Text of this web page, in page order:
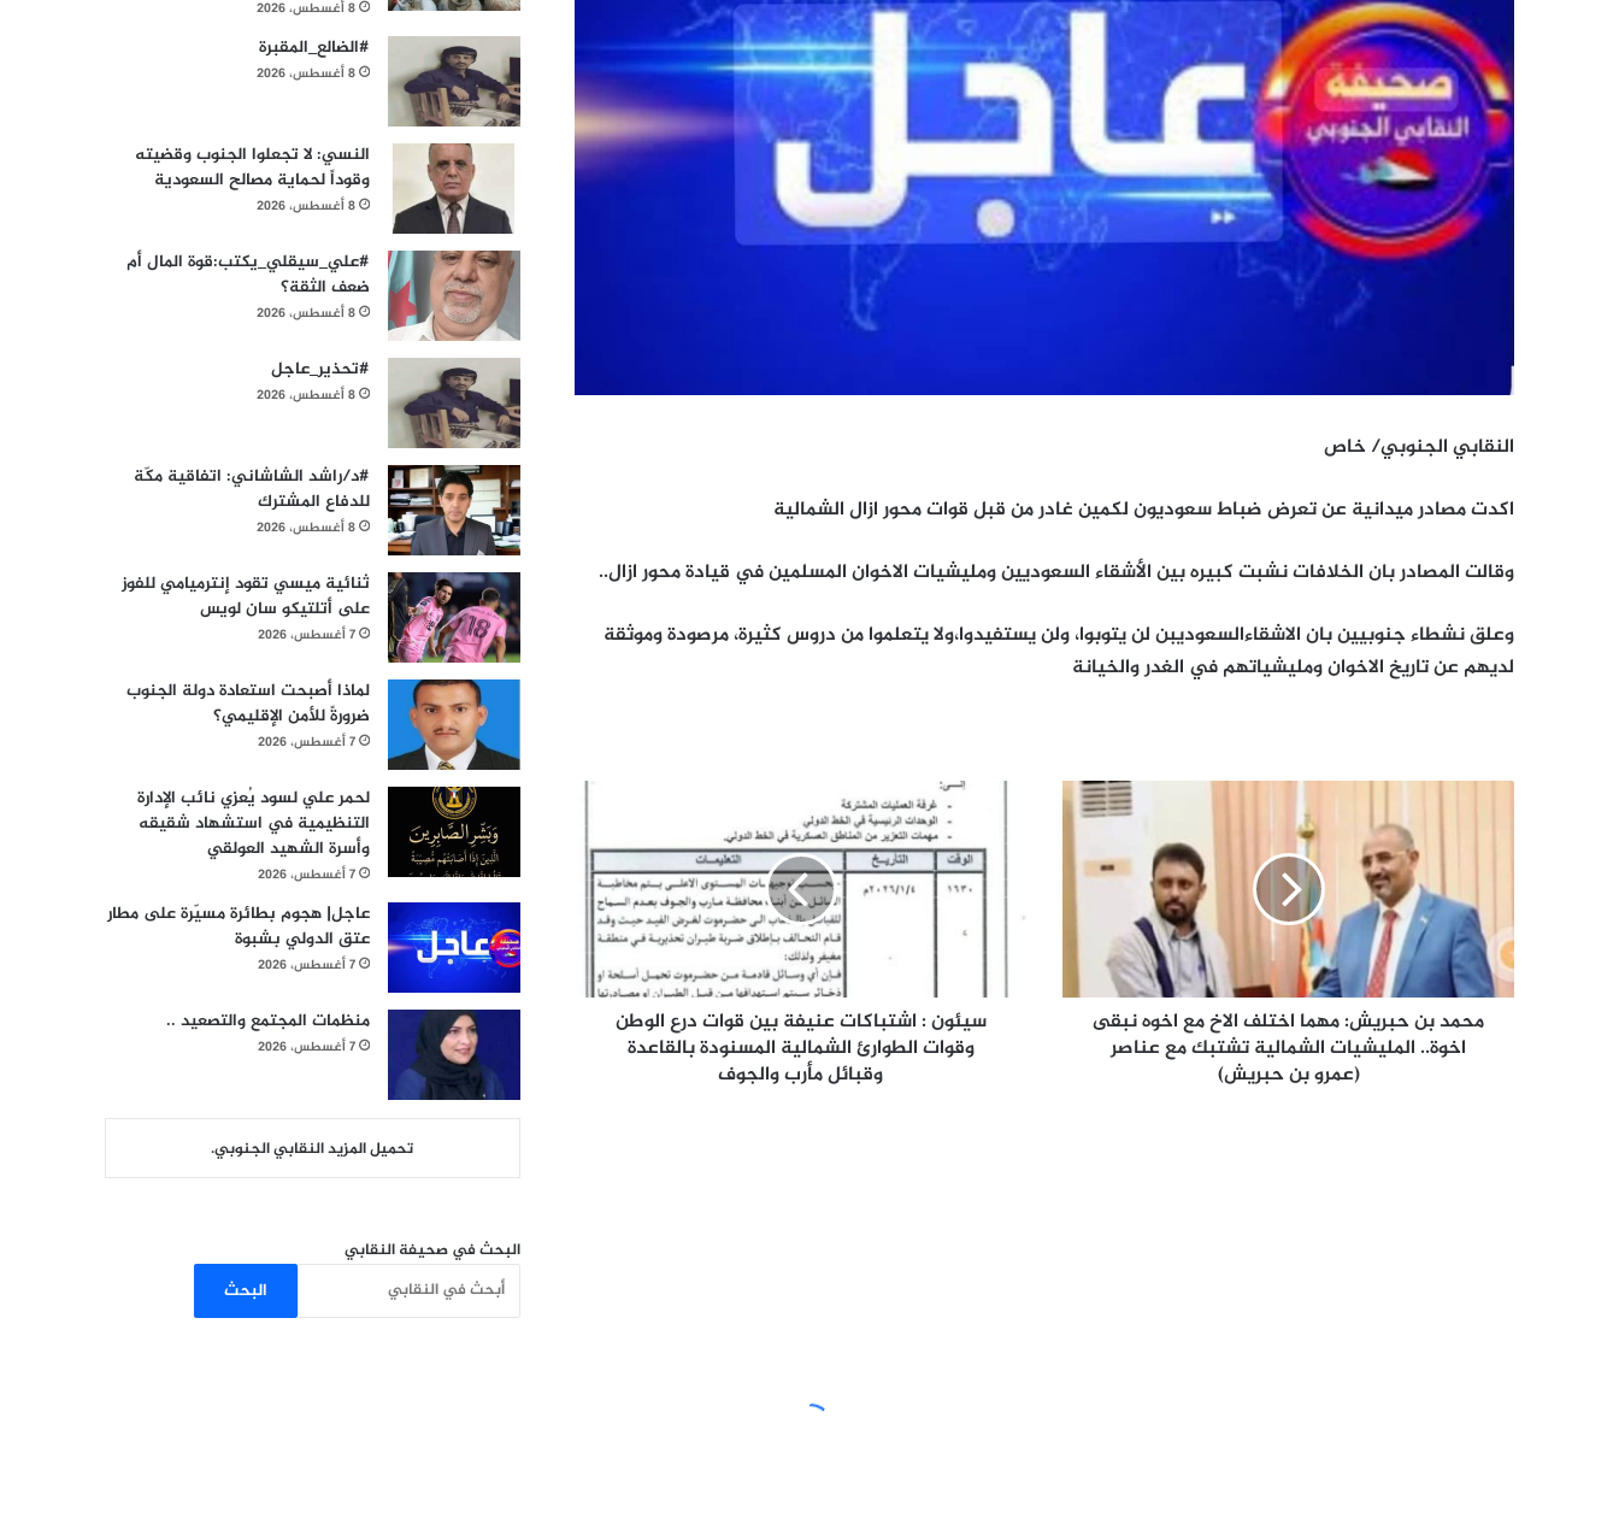
النقابي الجنوبي/ خاص
اكدت مصادر ميدانية عن تعرض ضباط سعوديون لكمين غادر من قبل قوات محور ازال الشمالية
وقالت المصادر بان الخلافات نشبت كبيره بين الأشقاء السعوديين ومليشيات الاخوان المسلمين في قيادة محور ازال..
وعلق نشطاء جنوبيين بان الاشقاءالسعوديبن لن يتوبوا، ولن يستفيدوا،ولا يتعلموا من دروس كثيرة، مرصودة وموثقة
لديهم عن تاريخ الاخوان ومليشياتهم في الغدر والخيانة
مع
اخوه
نبقى
اخوة..
المليشيات
محمد بن حبريش: مهما اختلف الاخ مع اخوه نبقى
اخوة.. المليشيات الشمالية تشتبك مع عناصر
(عمرو بن حبريش)
اشتباكات
عنيفة
بين
قوات
وقوات
الطوارئ
الشمالية
سيئون : اشتباكات عنيفة بين قوات درع الوطن
وقوات الطوارئ الشمالية المسنودة بالقاعدة
وقبائل مأرب والجوف
8 أغسطس، 2026
#الضالع_المقبرة
8 أغسطس، 2026
النسي: لا تجعلوا الجنوب وقضيته
وقوداً لحماية مصالح السعودية
8 أغسطس، 2026
#علي_سيقلي_يكتب:قوة المال أم
ضعف الثقة؟
8 أغسطس، 2026
#تحذير_عاجل
8 أغسطس، 2026
#د/راشد الشاشاني: اتفاقية مكّة
للدفاع المشترك
8 أغسطس، 2026
ثنائية ميسي تقود إنترميامي للفوز
على أتلتيكو سان لويس
7 أغسطس، 2026
لماذا أصبحت استعادة دولة الجنوب
ضرورةً للأمن الإقليمي؟
7 أغسطس، 2026
لحمر علي لسود يُعزي نائب الإدارة
التنظيمية في استشهاد شقيقه
وأسرة الشهيد العولقي
7 أغسطس، 2026
عاجل| هجوم بطائرة مسيّرة على مطار
عتق الدولي بشبوة
7 أغسطس، 2026
منظمات المجتمع والتصعيد ..
7 أغسطس، 2026
تحميل المزيد النقابي الجنوبي.
البحث في صحيفة النقابي
البحث